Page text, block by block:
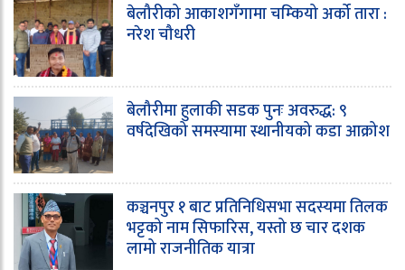
बेलौरीको आकाशगँगामा चम्कियो अर्को तारा :
नरेश चौधरी
बेलौरीमा हुलाकी सडक पुनः अवरुद्ध: ९
वर्षदेखिको समस्यामा स्थानीयको कडा आक्रोश
कञ्चनपुर १ बाट प्रतिनिधिसभा सदस्यमा तिलक
भट्टको नाम सिफारिस, यस्तो छ चार दशक
लामो राजनीतिक यात्रा